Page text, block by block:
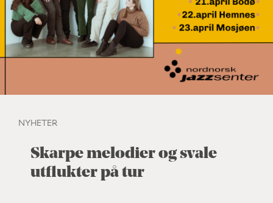
NYHETER
Skarpe melodier og svale
utflukter på tur